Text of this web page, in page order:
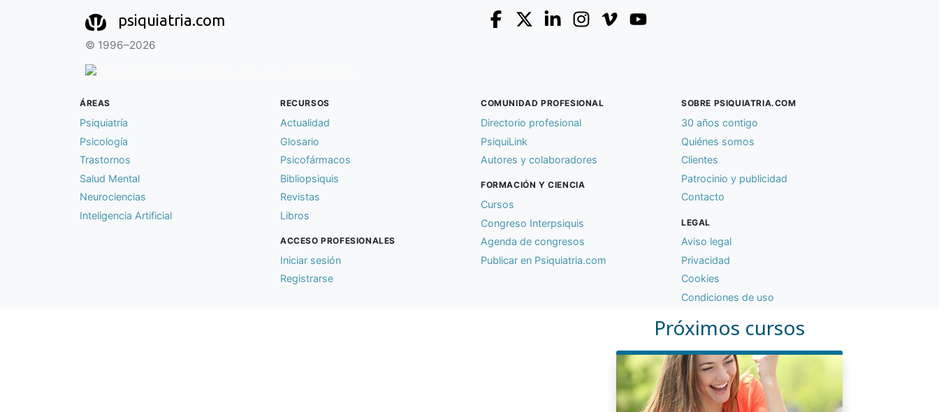
Próximos cursos
psiquiatria.com
© 1996–2026
ÁREAS
Psiquiatría
Psicología
Trastornos
Salud Mental
Neurociencias
Inteligencia Artificial
RECURSOS
Actualidad
Glosario
Psicofármacos
Bibliopsiquis
Revistas
Libros
ACCESO PROFESIONALES
Iniciar sesión
Registrarse
COMUNIDAD PROFESIONAL
Directorio profesional
PsiquiLink
Autores y colaboradores
FORMACIÓN Y CIENCIA
Cursos
Congreso Interpsiquis
Agenda de congresos
Publicar en Psiquiatria.com
SOBRE PSIQUIATRIA.COM
30 años contigo
Quiénes somos
Clientes
Patrocinio y publicidad
Contacto
LEGAL
Aviso legal
Privacidad
Cookies
Condiciones de uso